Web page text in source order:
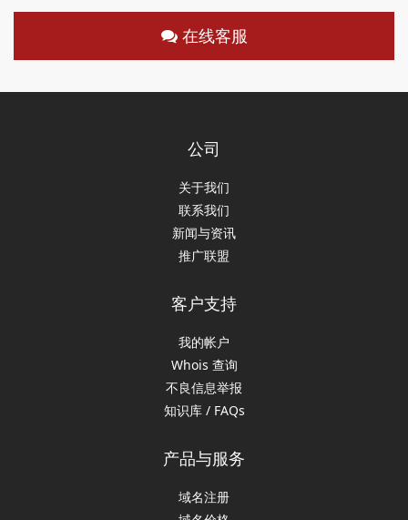
在线客服
公司
关于我们
联系我们
新闻与资讯
推广联盟
客户支持
我的帐户
Whois 查询
不良信息举报
知识库 / FAQs
产品与服务
域名注册